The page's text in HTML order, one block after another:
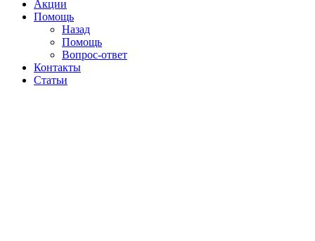
Акции
Помощь
Назад
Помощь
Вопрос-ответ
Контакты
Статьи